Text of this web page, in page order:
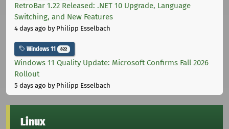
RetroBar 1.22 Released: .NET 10 Upgrade, Language
Switching, and New Features
4 days ago by Philipp Esselbach
Windows 11 822
Windows 11 Quality Update: Microsoft Confirms Fall 2026
Rollout
5 days ago by Philipp Esselbach
Linux